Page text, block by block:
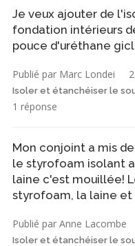
Je veux ajouter de
fondation intérieurs
pouce d'uréthane
Publié par Marc Londei
Isoler et étanchéiser le
1 réponse
Mon conjoint a mis
le styrofoam isolant
laine c'est mouillée!
styrofoam, la laine et
Publié par Anne Lacombe
Isoler et étanchéiser le